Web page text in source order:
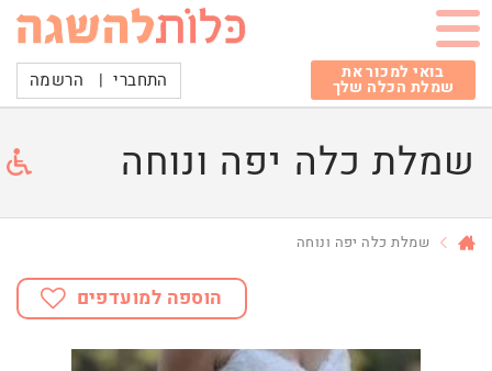
בואי למכור את
שמלת הכלה שלך התחברי | הרשמה
שמלת כלה יפה ונוחה
שמלת כלה יפה ונוחה
הוספה למועדפים